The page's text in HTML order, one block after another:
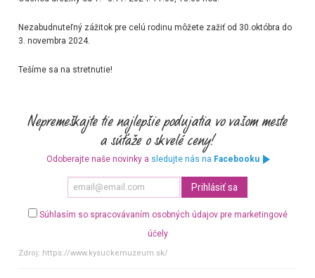
Nezabudnuteľný zážitok pre celú rodinu môžete zažiť od 30.októbra do
3. novembra 2024.
Tešíme sa na stretnutie!
Odoberajte naše novinky a sledujte nás na Facebooku
Súhlasím so spracovávaním osobných údajov pre marketingové
účely
Zdroj: https://www.kysuckemuzeum.sk/